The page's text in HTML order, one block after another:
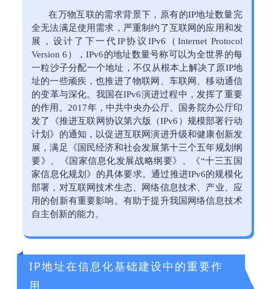
在万物互联的需求背景下，原有的IP地址数量完
全无法满足使用需求，严重制约了互联网的应用和发
展，设计了下一代IP协议IPv6（Internet Protocol
Version 6），IPv6的地址数量号称可以为全世界的每
一粒沙子分配一个地址，不仅从根本上解决了原IP地
址的一些顽疾，也推进了物联网、车联网、移动通信
的变革与深化。我国在IPv6演进过程中，发挥了重要
的作用。2017年，中共中央办公厅、国务院办公厅印
发了《推进互联网协议第六版（IPv6）规模部署行动
计划》的通知，以促进互联网演进升级和健康创新发
展，满足《国民经济和社会发展第十三个五年规划纲
要》、《国家信息化发展战略纲要》、《“十三五国
家信息化规划》的具体要求。通过推进IPv6的规模化
部署，对互联网技术生态、网络信息技术、产业、应
用的创新有重要影响。有助于提升我国网络信息技术
自主创新的能力。
IP地址在信息化基础建设中的重要作
用